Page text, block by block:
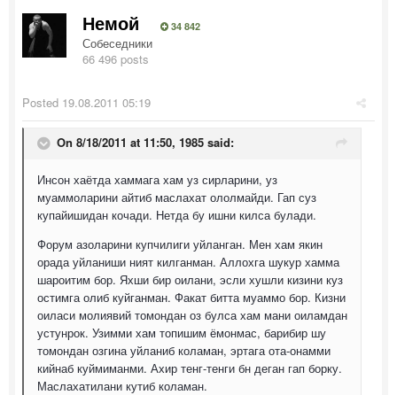
Немой 34 842
Собеседники
66 496 posts
Posted 19.08.2011 05:19
On 8/18/2011 at 11:50, 1985 said:
Инсон хаётда хаммага хам уз сирларини, уз
муаммоларини айтиб маслахат ололмайди. Гап суз
купайишидан кочади. Нетда бу ишни килса булади.
Форум азоларини купчилиги уйланган. Мен хам якин
орада уйланиши ният килганман. Аллохга шукур хамма
шароитим бор. Яхши бир оилани, эсли хушли кизини куз
остимга олиб куйганман. Факат битта муаммо бор. Кизни
оиласи молиявий томондан оз булса хам мани оиламдан
устунрок. Узимми хам топишим ёмонмас, барибир шу
томондан озгина уйланиб коламан, эртага ота-онамми
кийнаб куймиманми. Ахир тенг-тенги бн деган гап борку.
Маслахатилани кутиб коламан.